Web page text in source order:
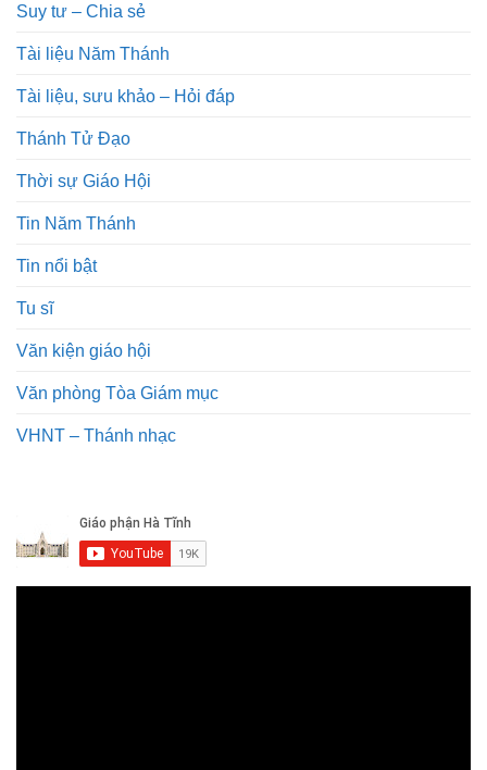
Suy tư – Chia sẻ
Tài liệu Năm Thánh
Tài liệu, sưu khảo – Hỏi đáp
Thánh Tử Đạo
Thời sự Giáo Hội
Tin Năm Thánh
Tin nổi bật
Tu sĩ
Văn kiện giáo hội
Văn phòng Tòa Giám mục
VHNT – Thánh nhạc